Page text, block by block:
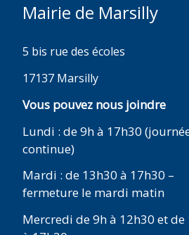
Mairie de Marsilly
5 bis rue des écoles
17137 Marsilly
Vous pouvez nous joindre
Lundi : de 9h à 17h30
continue)
Mardi : de 13h30 à 17h30 –
fermeture le mardi matin
Mercredi de 9h à 12h30 et de